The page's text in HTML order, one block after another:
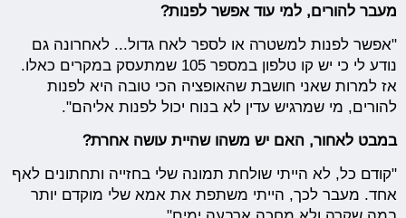
מעבר להורים, למי עוד אפשר לפנות?
"אפשר לפנות למשטרה או לספר לאח גדול... לאחרונה גם
נודע לי כי יש קו טלפון במספר 105 שמתעסק במקרים כאלו.
אז למרות שאני חושבת שהאופציה הכי טובה היא לפנות
להורים, מי שמרגיש עדין לא בנוח יכול לפנות אליהם".
במבט לאחור, האם יש משהו שהיית עושה אחרת?
"קודם כל, לא הייתי שולחת תמונה שלי בחזייה ותחתונים לאף
אחד. מעבר לכך, הייתי משתפת את אמא שלי מוקדם יותר